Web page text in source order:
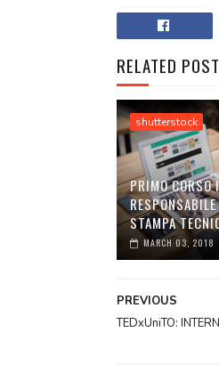
RELATED
shutterstock
PRIMO CORSO
STAMPA
MARCH 03, 2018
PREVIOUS
TEDxUniTO: